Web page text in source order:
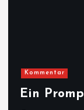
Kommentar
Ein